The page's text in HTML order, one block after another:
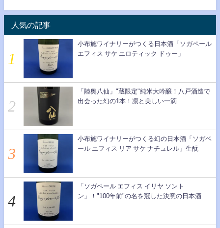
人気の記事
小布施ワイナリーがつくる日本酒「ソガペール
エフィス サケ エロティック ドゥー」
「陸奥八仙」"蔵限定"純米大吟醸！八戸酒造で
出会った幻の1本！凛と美しい一滴
小布施ワイナリーがつくる幻の日本酒「ソガベ
ール エフィス リア サケ ナチュレル」生酛
「ソガペール エフィス イリヤ ソント
ン」！"100年前"の名を冠した決意の日本酒